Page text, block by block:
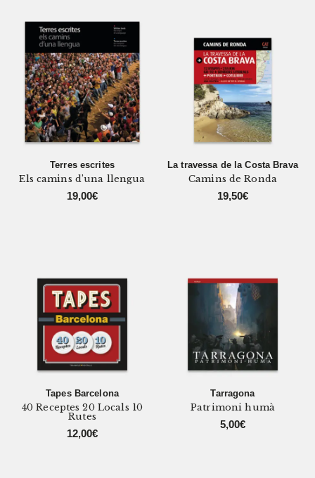
Terres escrites
Els camins d’una llengua
19,00€
La travessa de la Costa Brava
Camins de Ronda
19,50€
Tapes Barcelona
40 Receptes 20 Locals 10
Rutes
12,00€
Tarragona
Patrimoni humà
5,00€